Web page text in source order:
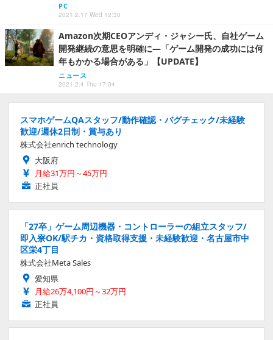
PC
2021.2.17 Wed 12:30
Amazon次期CEOアンディ・ジャシー氏、自社ゲーム
開発継続の意思を明確に―「ゲーム開発の成功には何
年もかかる場合がある」【UPDATE】
ニュース
2021.2.4 Thu 17:04
スマホゲームQAスタッフ/動作確認・バグチェック/未経験
歓迎/週休2日制・賞与あり
株式会社enrich technology
大阪府
月給31万円～45万円
正社員
「27卒」ゲーム周辺機器・コントローラーの組立スタッフ/
即入寮OK/駅チカ・資格取得支援・未経験歓迎・名古屋市中
区栄4丁目
株式会社Meta Sales
愛知県
月給26万4,100円～32万円
正社員